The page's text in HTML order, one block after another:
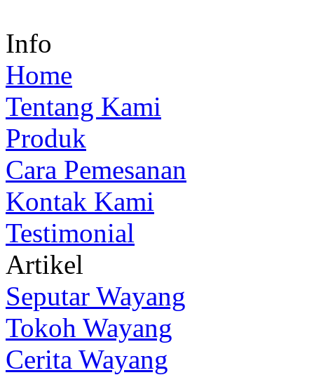
Info
Home
Tentang Kami
Produk
Cara Pemesanan
Kontak Kami
Testimonial
Artikel
Seputar Wayang
Tokoh Wayang
Cerita Wayang